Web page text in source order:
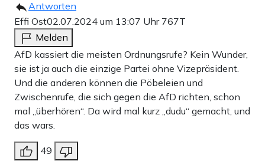
Antworten
Effi Ost02.07.2024 um 13:07 Uhr 767T
Melden
AfD kassiert die meisten Ordnungsrufe? Kein Wunder,
sie ist ja auch die einzige Partei ohne Vizepräsident.
Und die anderen können die Pöbeleien und
Zwischenrufe, die sich gegen die AfD richten, schon
mal „überhören“. Da wird mal kurz „dudu“ gemacht, und
das wars.
49